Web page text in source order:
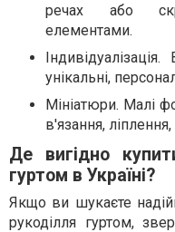
речах або
елементами.
унікальні,
Мініатюри. Малі
в'язання, ліплення,
Де вигідно
гуртом в Україні?
Якщо ви шукаєте
рукоділля гуртом,